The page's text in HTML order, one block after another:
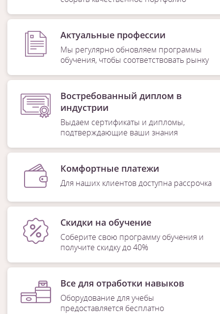
Актуальные профессии
Мы регулярно обновляем программы
обучения, чтобы соответствовать рынку
Востребованный диплом в
индустрии
Выдаем сертификаты и дипломы,
подтверждающие ваши знания
Комфортные платежи
Для наших клиентов доступна рассрочка
Скидки на обучение
Соберите свою программу обучения и
получите скидку до 40%
Все для отработки навыков
Оборудование для учебы
предоставляется бесплатно